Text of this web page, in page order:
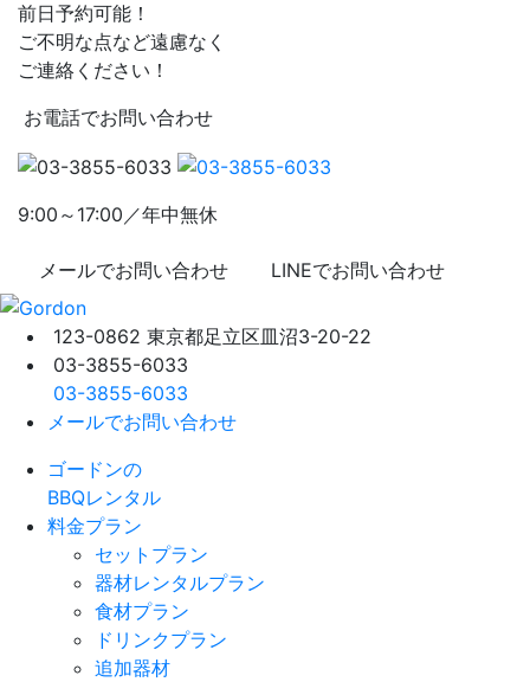
前日予約可能！
ご不明な点など遠慮なく
ご連絡ください！
お電話でお問い合わせ
9:00～17:00／年中無休
メールでお問い合わせ LINEでお問い合わせ
123-0862 東京都足立区皿沼3-20-22
03-3855-6033
03-3855-6033
メールでお問い合わせ
ゴードンの
BBQレンタル
料金プラン
セットプラン
器材レンタルプラン
食材プラン
ドリンクプラン
追加器材